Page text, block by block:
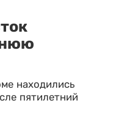
находились
пятилетний